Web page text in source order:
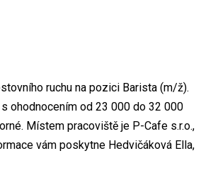
ruchu na pozici Barista (m/ž).
ohodnocením od 23 000 do 32 000
Místem pracoviště je P-Cafe s.r.o.,
vám poskytne Hedvičáková Ella,